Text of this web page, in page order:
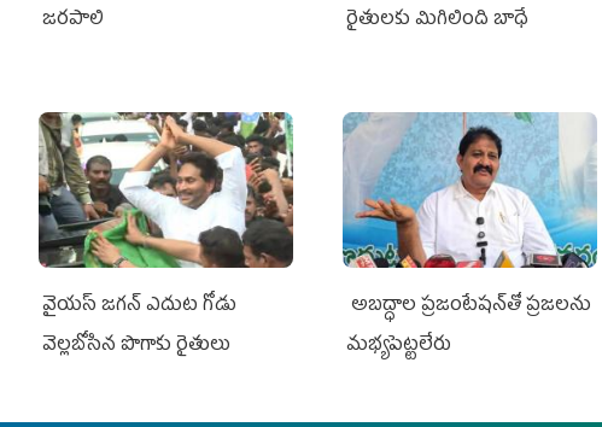
జరపాలి
రైతులకు మిగిలింది బాధే
వైయ‌స్‌ జగన్ ఎదుట గోడు
వెల్లబోసిన పొగాకు రైతులు
అబద్ధాల ప్రజంటేషన్‌తో ప్రజలను
మభ్యపెట్టలేరు